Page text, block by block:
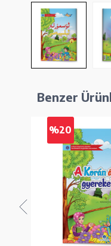
Benzer
%20